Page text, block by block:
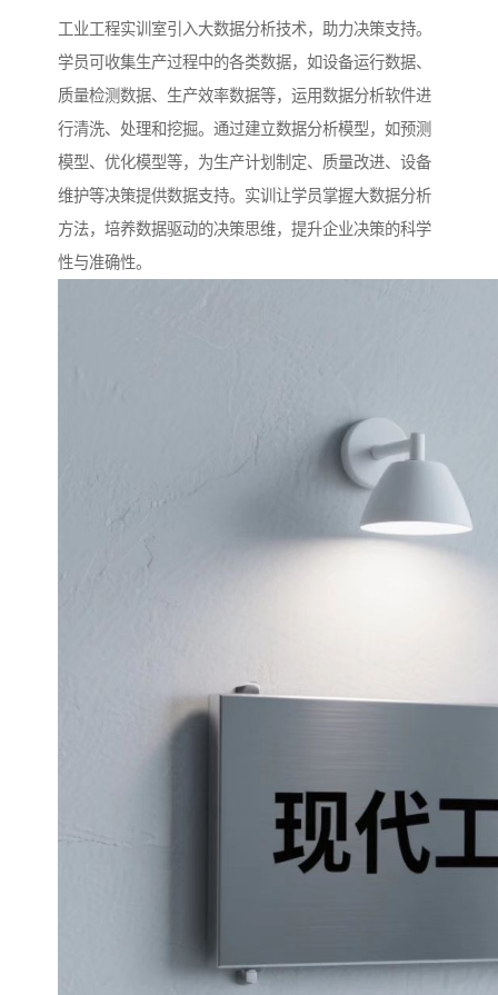
工业工程实训室引入大数据分析技术，助力决策支持。
学员可收集生产过程中的各类数据，如设备运行数据、
质量检测数据、生产效率数据等，运用数据分析软件进
行清洗、处理和挖掘。通过建立数据分析模型，如预测
模型、优化模型等，为生产计划制定、质量改进、设备
维护等决策提供数据支持。实训让学员掌握大数据分析
方法，培养数据驱动的决策思维，提升企业决策的科学
性与准确性。​